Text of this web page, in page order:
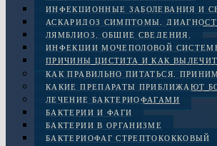
ИНФЕКЦИОННЫЕ ЗАБОЛЕВАНИЯ И
АСКАРИДОЗ СИМПТОМЫ,
ЛЯМБЛИОЗ. ОБЩИЕ СВЕДЕНИЯ.
ИНФЕКЦИИ МОЧЕПОЛОВОЙ
ПРИЧИНЫ ЦИСТИТА И КАК
КАК ПРАВИЛЬНО ПИТАТЬСЯ,
КАКИЕ ПРЕПАРАТЫ ПРИБЛИЖАЮТ
ЛЕЧЕНИЕ БАКТЕРИОФАГАМИ
БАКТЕРИИ И ФАГИ
БАКТЕРИИ В ОРГАНИЗМЕ
БАКТЕРИОФАГ СТРЕПТОКОККОВЫЙ